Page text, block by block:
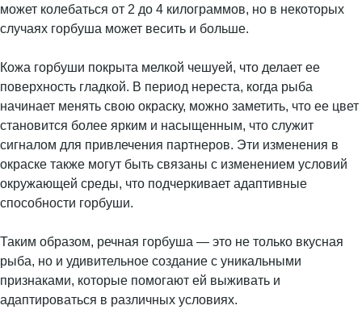
может колебаться от 2 до 4 килограммов, но в некоторых
случаях горбуша может весить и больше.
Кожа горбуши покрыта мелкой чешуей, что делает ее
поверхность гладкой. В период нереста, когда рыба
начинает менять свою окраску, можно заметить, что ее цвет
становится более ярким и насыщенным, что служит
сигналом для привлечения партнеров. Эти изменения в
окраске также могут быть связаны с изменением условий
окружающей среды, что подчеркивает адаптивные
способности горбуши.
Таким образом, речная горбуша — это не только вкусная
рыба, но и удивительное создание с уникальными
признаками, которые помогают ей выживать и
адаптироваться в различных условиях.